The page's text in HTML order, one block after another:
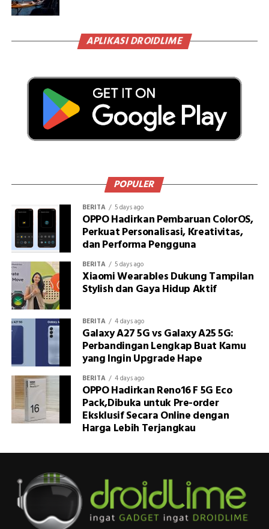
APLIKASI DROIDLIME
POPULER
BERITA 5 days ago
OPPO Hadirkan Pembaruan ColorOS,
Perkuat Personalisasi, Kreativitas,
dan Performa Pengguna
BERITA 5 days ago
Xiaomi Wearables Dukung Tampilan
Stylish dan Gaya Hidup Aktif
BERITA 4 days ago
Galaxy A27 5G vs Galaxy A25 5G:
Perbandingan Lengkap Buat Kamu
yang Ingin Upgrade Hape
BERITA 4 days ago
OPPO Hadirkan Reno16 F 5G Eco
Pack,Dibuka untuk Pre-order
Eksklusif Secara Online dengan
Harga Lebih Terjangkau